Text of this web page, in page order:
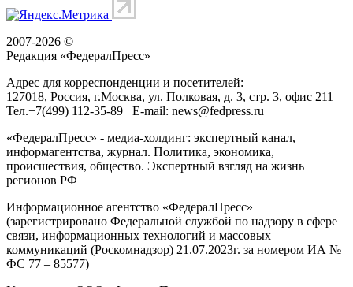
2007-2026 ©
Редакция «ФедералПресс»
Адрес для корреспонденции и посетителей:
127018, Россия, г.Москва, ул. Полковая, д. 3, стр. 3, офис 211
Тел.+7(499) 112-35-89 E-mail: news@fedpress.ru
«ФедералПресс» - медиа-холдинг: экспертный канал,
информагентства, журнал. Политика, экономика,
происшествия, общество. Экспертный взгляд на жизнь
регионов РФ
Информационное агентство «ФедералПресс»
(зарегистрировано Федеральной службой по надзору в сфере
связи, информационных технологий и массовых
коммуникаций (Роскомнадзор) 21.07.2023г. за номером ИА №
ФС 77 – 85577)